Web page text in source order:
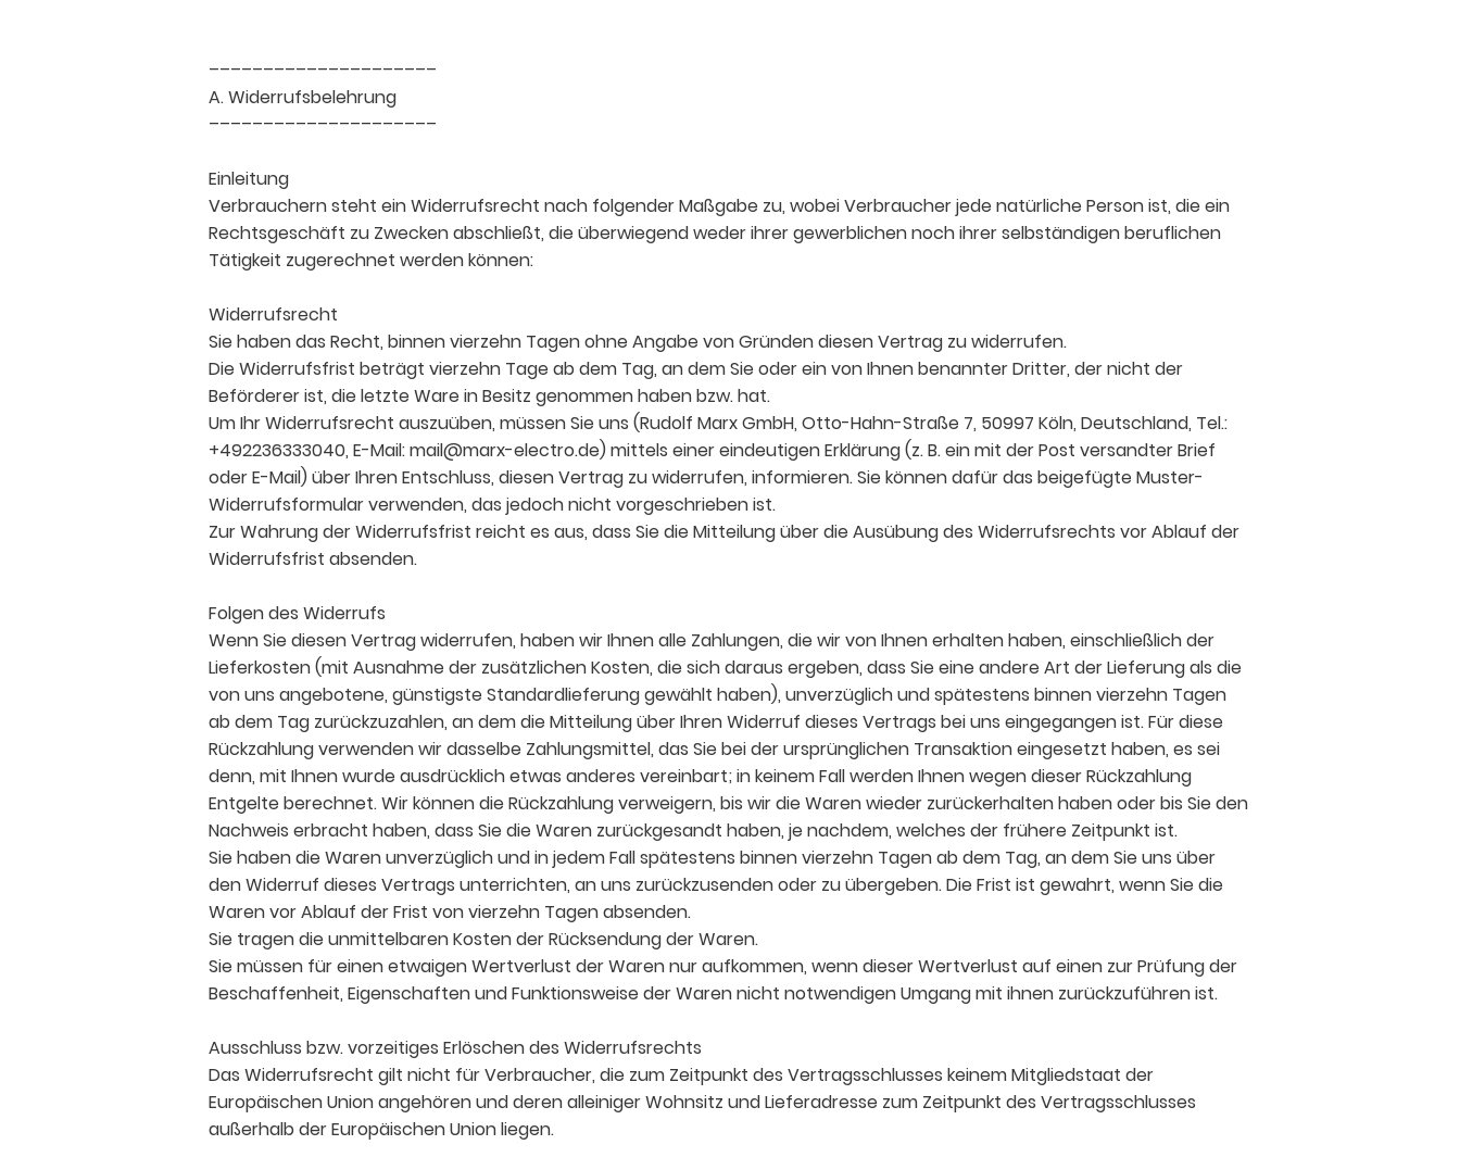
–––––––––––––––––––––
A. Widerrufsbelehrung
–––––––––––––––––––––
Einleitung
Verbrauchern steht ein Widerrufsrecht nach folgender Maßgabe zu, wobei Verbraucher jede natürliche Person ist, die ein
Rechtsgeschäft zu Zwecken abschließt, die überwiegend weder ihrer gewerblichen noch ihrer selbständigen beruflichen
Tätigkeit zugerechnet werden können:
Widerrufsrecht
Sie haben das Recht, binnen vierzehn Tagen ohne Angabe von Gründen diesen Vertrag zu widerrufen.
Die Widerrufsfrist beträgt vierzehn Tage ab dem Tag, an dem Sie oder ein von Ihnen benannter Dritter, der nicht der
Beförderer ist, die letzte Ware in Besitz genommen haben bzw. hat.
Um Ihr Widerrufsrecht auszuüben, müssen Sie uns (Rudolf Marx GmbH, Otto-Hahn-Straße 7, 50997 Köln, Deutschland, Tel.:
+492236333040, E-Mail: mail@marx-electro.de) mittels einer eindeutigen Erklärung (z. B. ein mit der Post versandter Brief
oder E-Mail) über Ihren Entschluss, diesen Vertrag zu widerrufen, informieren. Sie können dafür das beigefügte Muster-
Widerrufsformular verwenden, das jedoch nicht vorgeschrieben ist.
Zur Wahrung der Widerrufsfrist reicht es aus, dass Sie die Mitteilung über die Ausübung des Widerrufsrechts vor Ablauf der
Widerrufsfrist absenden.
Folgen des Widerrufs
Wenn Sie diesen Vertrag widerrufen, haben wir Ihnen alle Zahlungen, die wir von Ihnen erhalten haben, einschließlich der
Lieferkosten (mit Ausnahme der zusätzlichen Kosten, die sich daraus ergeben, dass Sie eine andere Art der Lieferung als die
von uns angebotene, günstigste Standardlieferung gewählt haben), unverzüglich und spätestens binnen vierzehn Tagen
ab dem Tag zurückzuzahlen, an dem die Mitteilung über Ihren Widerruf dieses Vertrags bei uns eingegangen ist. Für diese
Rückzahlung verwenden wir dasselbe Zahlungsmittel, das Sie bei der ursprünglichen Transaktion eingesetzt haben, es sei
denn, mit Ihnen wurde ausdrücklich etwas anderes vereinbart; in keinem Fall werden Ihnen wegen dieser Rückzahlung
Entgelte berechnet. Wir können die Rückzahlung verweigern, bis wir die Waren wieder zurückerhalten haben oder bis Sie den
Nachweis erbracht haben, dass Sie die Waren zurückgesandt haben, je nachdem, welches der frühere Zeitpunkt ist.
Sie haben die Waren unverzüglich und in jedem Fall spätestens binnen vierzehn Tagen ab dem Tag, an dem Sie uns über
den Widerruf dieses Vertrags unterrichten, an uns zurückzusenden oder zu übergeben. Die Frist ist gewahrt, wenn Sie die
Waren vor Ablauf der Frist von vierzehn Tagen absenden.
Sie tragen die unmittelbaren Kosten der Rücksendung der Waren.
Sie müssen für einen etwaigen Wertverlust der Waren nur aufkommen, wenn dieser Wertverlust auf einen zur Prüfung der
Beschaffenheit, Eigenschaften und Funktionsweise der Waren nicht notwendigen Umgang mit ihnen zurückzuführen ist.
Ausschluss bzw. vorzeitiges Erlöschen des Widerrufsrechts
Das Widerrufsrecht gilt nicht für Verbraucher, die zum Zeitpunkt des Vertragsschlusses keinem Mitgliedstaat der
Europäischen Union angehören und deren alleiniger Wohnsitz und Lieferadresse zum Zeitpunkt des Vertragsschlusses
außerhalb der Europäischen Union liegen.